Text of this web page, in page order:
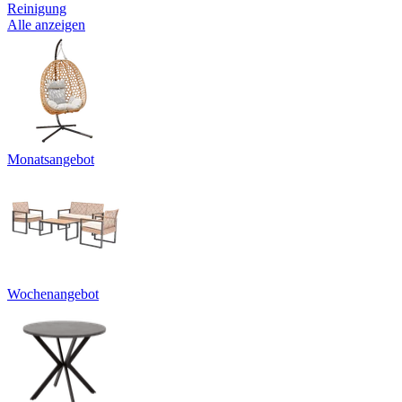
Reinigung
Alle anzeigen
Monatsangebot
Wochenangebot